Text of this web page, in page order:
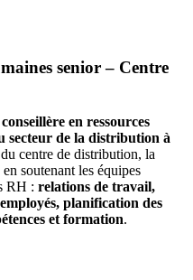
senior – Centre
conseillère en ressources
secteur de la distribution à
centre de distribution, la
soutenant les équipes
RH : relations de travail,
planification des
et formation.